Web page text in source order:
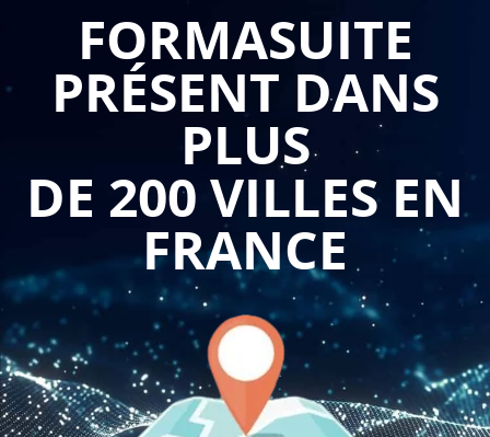
FORMASUITE
PRÉSENT DANS
PLUS
DE 200 VILLES EN
FRANCE